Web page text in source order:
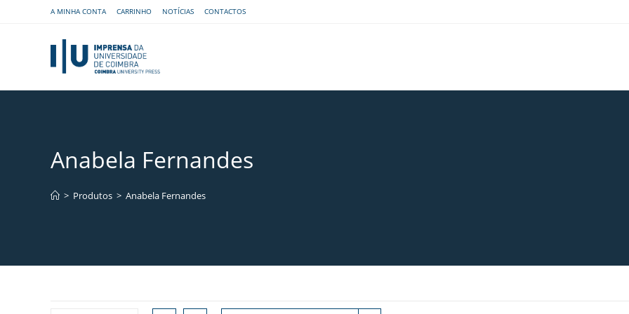
A MINHA CONTA CARRINHO NOTÍCIAS CONTACTOS
Anabela Fernandes
> Produtos > Anabela Fernandes